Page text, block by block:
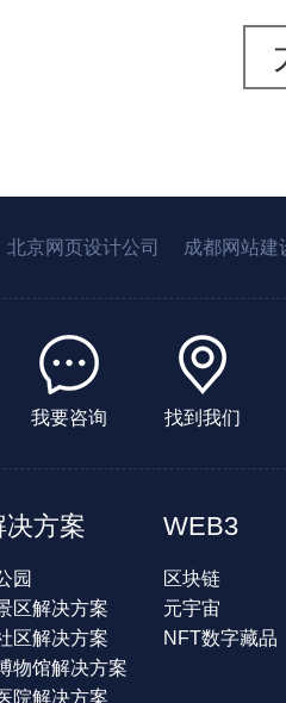
北京网页设计公司 成都网站建
我要咨询 找到我们
决方案
园
区解决方案
区解决方案
物馆解决方案
院解决方案
WEB3
区块链
元宇宙
NFT数字藏品